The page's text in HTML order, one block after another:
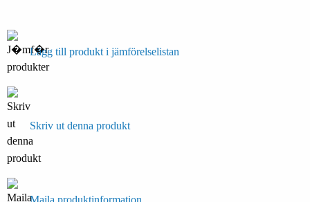
Lägg till produkt i jämförelselistan
Skriv ut denna produkt
Maila produktinformation